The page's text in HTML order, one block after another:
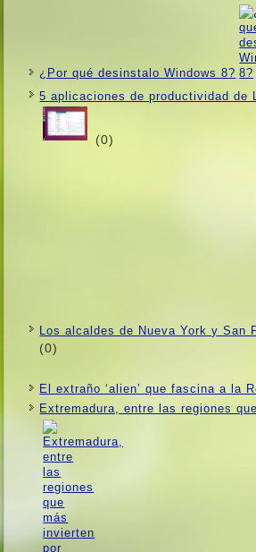
¿Por qué desinstalo Windows 8?
5 aplicaciones de productividad de
(0)
Los alcaldes de Nueva York y San
(0)
El extraño ‘alien’ que fascina a la
Extremadura, entre las regiones